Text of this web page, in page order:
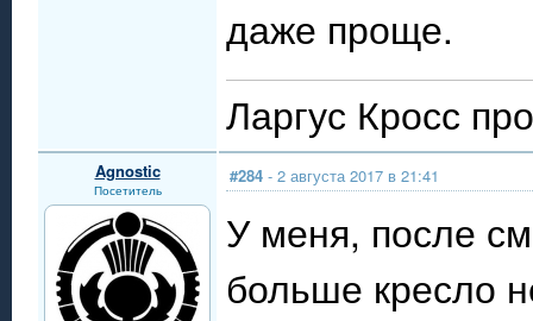
даже проще.
Ларгус Кросс
Agnostic
Посетитель
#284 - 2 августа 2017 в 21:41
У меня, после
больше кресло